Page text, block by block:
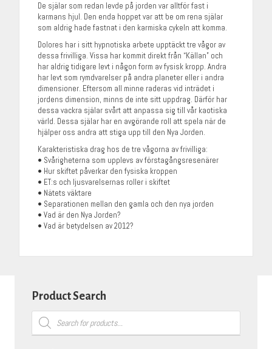
De själar som redan levde på jorden var alltför fast i
karmans hjul. Den enda hoppet var att be om rena själar
som aldrig hade fastnat i den karmiska cykeln att komma.
Dolores har i sitt hypnotiska arbete upptäckt tre vågor av
dessa frivilliga. Vissa har kommit direkt från “Källan” och
har aldrig tidigare levt i någon form av fysisk kropp. Andra
har levt som rymdvarelser på andra planeter eller i andra
dimensioner. Eftersom all minne raderas vid inträdet i
jordens dimension, minns de inte sitt uppdrag. Därför har
dessa vackra själar svårt att anpassa sig till vår kaotiska
värld. Dessa själar har en avgörande roll att spela när de
hjälper oss andra att stiga upp till den Nya Jorden.
Karakteristiska drag hos de tre vågorna av frivilliga:
• Svårigheterna som upplevs av förstagångsresenärer
• Hur skiftet påverkar den fysiska kroppen
• ET:s och ljusvarelsernas roller i skiftet
• Nätets väktare
• Separationen mellan den gamla och den nya jorden
• Vad är den Nya Jorden?
• Vad är betydelsen av 2012?
Product Search
Products
search